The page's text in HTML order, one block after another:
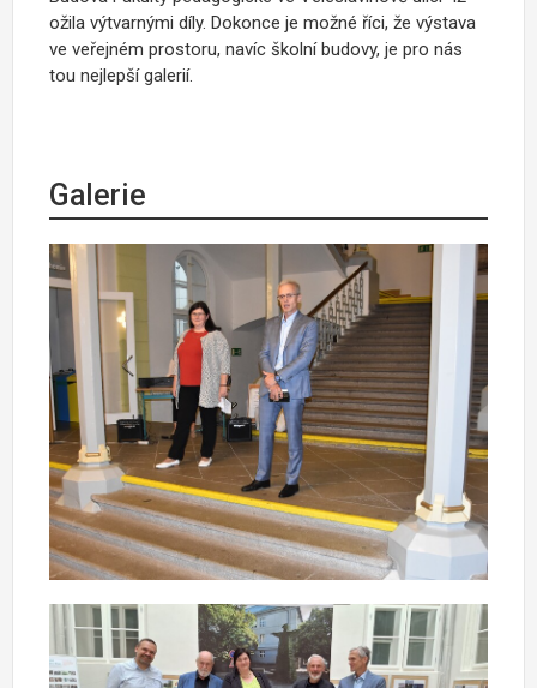
ožila výtvarnými díly. Dokonce je možné říci, že výstava
ve veřejném prostoru, navíc školní budovy, je pro nás
tou nejlepší galerií.
Galerie